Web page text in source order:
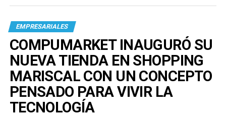
EMPRESARIALES
COMPUMARKET INAUGURÓ SU
NUEVA TIENDA EN SHOPPING
MARISCAL CON UN CONCEPTO
PENSADO PARA VIVIR LA
TECNOLOGÍA